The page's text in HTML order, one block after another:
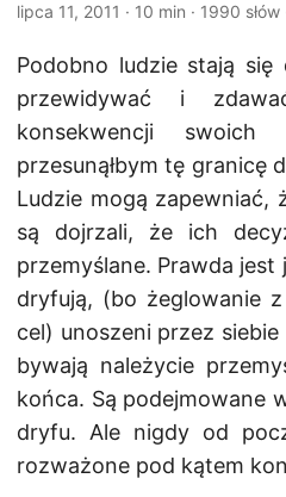
lipca 11, 2011 · 10 min · 1990 słów
Podobno ludzie stają się
przewidywać i
konsekwencji swoich
przesunąłbym tę granicę
Ludzie mogą zapewniać,
są dojrzali, że ich
przemyślane. Prawda jest
dryfują, (bo żeglowanie
cel) unoszeni przez
bywają należycie
końca. Są podejmowane
dryfu. Ale nigdy od
rozważone pod kątem